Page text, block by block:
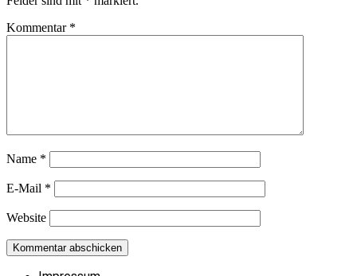
Kommentar *
Name *
E-Mail *
Website